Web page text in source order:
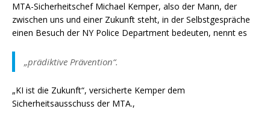
MTA-Sicherheitschef Michael Kemper, also der Mann, der
zwischen uns und einer Zukunft steht, in der Selbstgespräche
einen Besuch der NY Police Department bedeuten, nennt es
„prädiktive Prävention“.
„KI ist die Zukunft“, versicherte Kemper dem
Sicherheitsausschuss der MTA.,